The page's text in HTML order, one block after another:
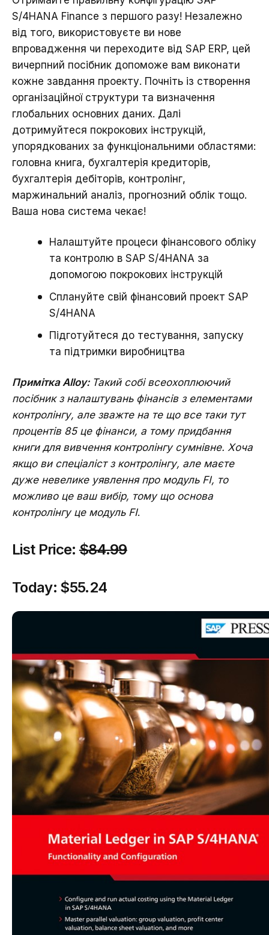
S/4HANA Finance з першого разу! Незалежно
від того, використовуєте ви нове
впровадження чи переходите від SAP ERP, цей
вичерпний посібник допоможе вам виконати
кожне завдання проекту. Почніть із створення
організаційної структури та визначення
глобальних основних даних. Далі
дотримуйтеся покрокових інструкцій,
упорядкованих за функціональними областями:
головна книга, бухгалтерія кредиторів,
бухгалтерія дебіторів, контролінг,
маржинальний аналіз, прогнозний облік тощо.
Ваша нова система чекає!
Налаштуйте процеси фінансового обліку
та контролю в SAP S/4HANA за
допомогою покрокових інструкцій
Сплануйте свій фінансовий проект SAP
S/4HANA
Підготуйтеся до тестування, запуску
та підтримки виробництва
Примітка Alloy: Такий собі всеохоплюючий
посібник з налаштувань фінансів з елементами
контролінгу, але зважте на те що все таки тут
процентів 85 це фінанси, а тому придбання
книги для вивчення контролінгу сумнівне. Хоча
якщо ви спеціаліст з контролінгу, але маєте
дуже невелике уявлення про модуль FI, то
можливо це ваш вибір, тому що основа
контролінгу це модуль FI.
List Price:$84.99
Today: $55.24